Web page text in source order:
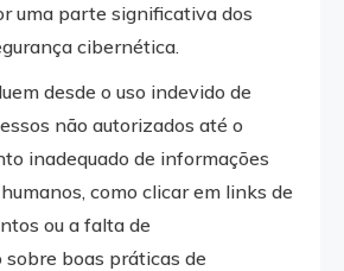
uma parte significativa dos
cibernética.
desde o uso indevido de
não autorizados até o
inadequado de informações
como clicar em links de
ou a falta de
boas práticas de